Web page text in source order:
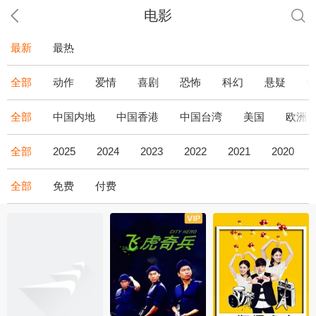
电影
最新 最热
全部 动作 爱情 喜剧 恐怖 科幻 悬疑
全部 中国内地 中国香港 中国台湾 美国 欧洲
全部 2025 2024 2023 2022 2021 2020
全部 免费 付费